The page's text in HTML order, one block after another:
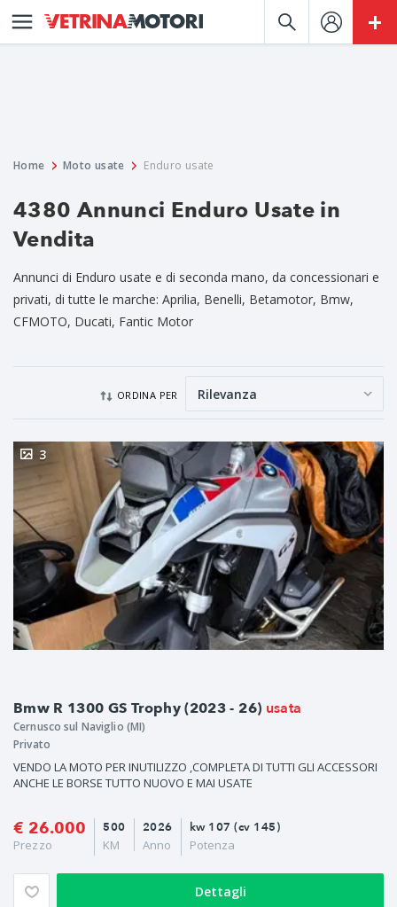
Home Moto usate Enduro usate
4380 Annunci Enduro Usate in
Vendita
Annunci di Enduro usate e di seconda mano, da concessionari e
privati, di tutte le marche: Aprilia, Benelli, Betamotor, Bmw,
CFMOTO, Ducati, Fantic Motor
ORDINA PER
Bmw R 1300 GS Trophy (2023 - 26) usata
3
Cernusco sul Naviglio (MI)
Privato
VENDO LA MOTO PER INUTILIZZO ,COMPLETA DI TUTTI GLI ACCESSORI
ANCHE LE BORSE TUTTO NUOVO E MAI USATE
€ 26.000
Prezzo
2026
Anno
500
KM
kw 107 (cv 145)
Potenza
Dettagli